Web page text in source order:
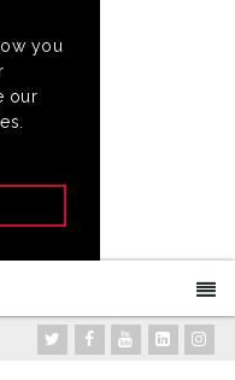
you
our